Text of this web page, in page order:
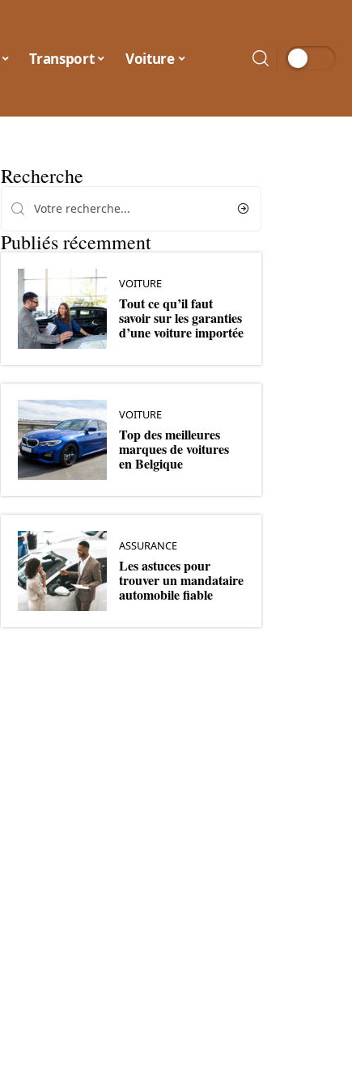
Transport Voiture
Recherche
Publiés récemment
VOITURE
Tout ce qu’il faut
savoir sur les garanties
d’une voiture importée
VOITURE
Top des meilleures
marques de voitures
en Belgique
ASSURANCE
Les astuces pour
trouver un mandataire
automobile fiable